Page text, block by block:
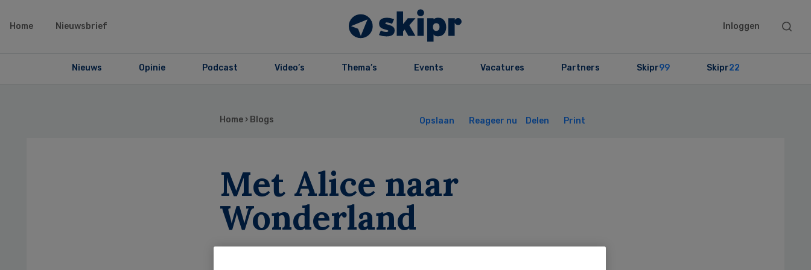
Home Nieuwsbrief Inloggen
Search
Nieuws Opinie Podcast Video’s Thema’s Events Vacatures Partners Skipr99 Skipr22
Home › Blogs Opslaan Reageer nu Delen Print
Met Alice naar
Wonderland